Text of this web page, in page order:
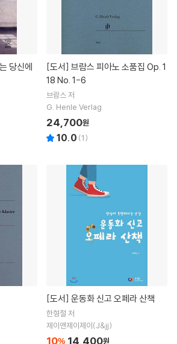
[도서]
18 No. 1-6
브람스 저
G. Henle Verlag
24,700원
10.0 (1)
[도서] 운동화 신고 오페라 산책
한형철 저
제이앤제이제이(J&jj)
10% 14,400원